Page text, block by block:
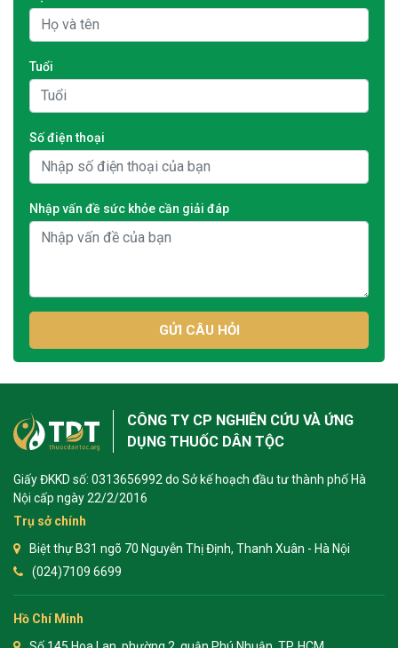
Tuổi
Số điện thoại
Nhập vấn đề sức khỏe cần giải đáp
GỬI CÂU HỎI
CÔNG TY CP NGHIÊN CỨU VÀ ỨNG
DỤNG THUỐC DÂN TỘC
Giấy ĐKKD số: 0313656992 do Sở kế hoạch đầu tư thành phố Hà
Nội cấp ngày 22/2/2016
Trụ sở chính
Biệt thự B31 ngõ 70 Nguyễn Thị Định, Thanh Xuân - Hà Nội
(024)7109 6699
Hồ Chí Minh